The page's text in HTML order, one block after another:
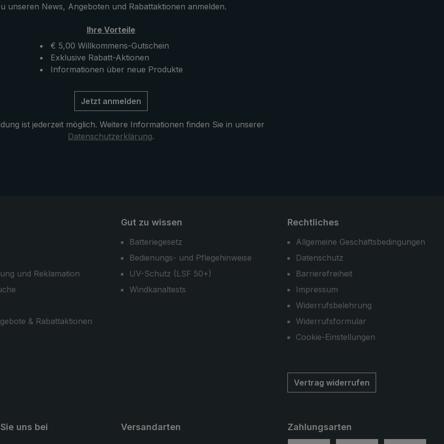
- ganz einfach
zu halten, frei um
bedienen, oder auch
zu verwenden.
Tragegurtsystems eingeklickt und
positioniert. Der Schirmgriff wird in
die Tasche des Hüftgurtes
gesteckt, was für zusätzliche
Stabilität sorgt. Aufgenähte
Schultertragegurten sorgen für
eine bessere Sichtbarkeit.
unseren News, Angeboten und Rabattaktionen anmelden.
Ihre Vorteile
€ 5,00 Willkommens-Gutschein
Exklusive Rabatt-Aktionen
Informationen über neue Produkte
Jetzt anmelden
ist jederzeit möglich. Weitere Informationen finden Sie in unserer
Datenschutzerklärung.
und Reklamation
& Rabattaktionen
Gut zu wissen
Batteriegesetz
Bedienungs- und Pflegehinweise
UV-Schutz (LSF 50+)
Windkanaltests
Rechtliches
Allgemeine Geschäftsbedingungen
Datenschutz
Barrierefreiheit
Impressum
Widerrufsbelehrung
Widerrufsformular
Cookie-Einstellungen
Vertrag widerrufen
uns bei Versandarten Zahlungsarten